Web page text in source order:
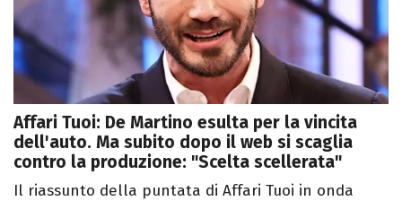
Affari Tuoi: De Martino esulta per la vincita
dell'auto. Ma subito dopo il web si scaglia
contro la produzione: "Scelta scellerata"
Il riassunto della puntata di Affari Tuoi in onda